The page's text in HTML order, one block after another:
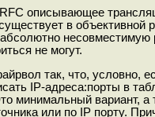
описывающее
в объективной
не могут.
так, что,
IP-адреса:порты в
минимальный вариант,
или по IP порту.